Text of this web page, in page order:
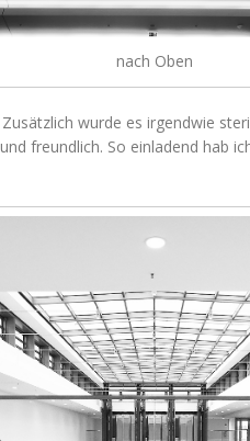
nach Oben
wurde es irgendwie
freundlich. So einladend hab